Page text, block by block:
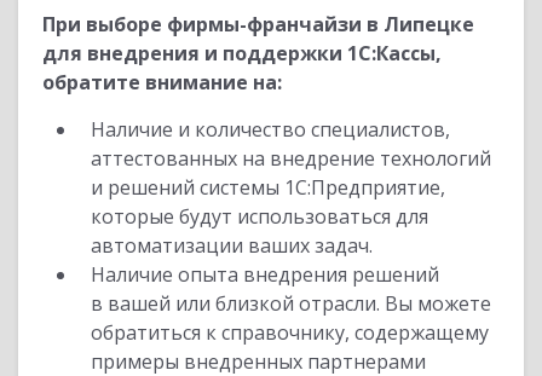
При выборе фирмы-франчайзи в Липецке
для внедрения и поддержки 1С:Кассы,
обратите внимание на:
Наличие и количество специалистов,
аттестованных на внедрение технологий
и решений системы 1С:Предприятие,
которые будут использоваться для
автоматизации ваших задач.
Наличие опыта внедрения решений
в вашей или близкой отрасли. Вы можете
обратиться к справочнику, содержащему
примеры внедренных партнерами